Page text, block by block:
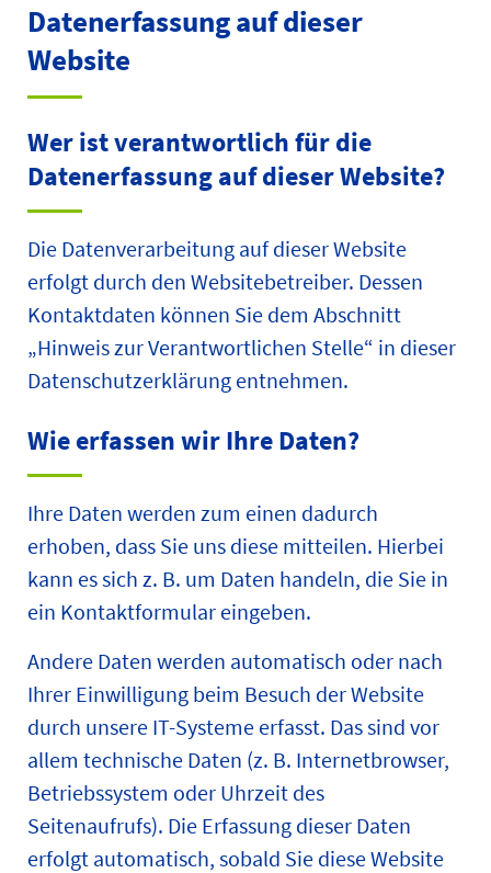
Datenerfassung auf dieser
Website
Wer ist verantwortlich für die
Datenerfassung auf dieser Website?
Die Datenverarbeitung auf dieser Website
erfolgt durch den Websitebetreiber. Dessen
Kontaktdaten können Sie dem Abschnitt
„Hinweis zur Verantwortlichen Stelle“ in dieser
Datenschutzerklärung entnehmen.
Wie erfassen wir Ihre Daten?
Ihre Daten werden zum einen dadurch
erhoben, dass Sie uns diese mitteilen. Hierbei
kann es sich z. B. um Daten handeln, die Sie in
ein Kontaktformular eingeben.
Andere Daten werden automatisch oder nach
Ihrer Einwilligung beim Besuch der Website
durch unsere IT-Systeme erfasst. Das sind vor
allem technische Daten (z. B. Internetbrowser,
Betriebssystem oder Uhrzeit des
Seitenaufrufs). Die Erfassung dieser Daten
erfolgt automatisch, sobald Sie diese Website